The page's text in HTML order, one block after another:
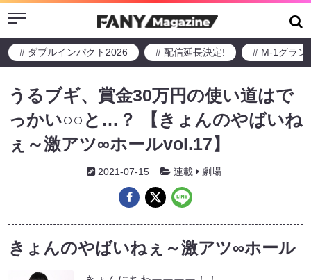
Menu
# ダブルインパクト2026 # 配信延長決定! # M-1グラン
うるブギ、賞金30万円の使い道はで
っかい○○と…？ 【きょんのやばいね
ぇ～激アツ∞ホールvol.17】
2021-07-15 連載 劇場
きょんのやばいねぇ～激アツ∞ホール